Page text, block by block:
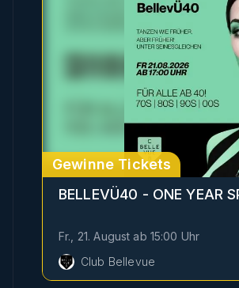
Gewinne Tickets
BELLEVÜ40 - ONE YEAR
Fr., 21. August ab 15:00 Uhr
Club Bellevue